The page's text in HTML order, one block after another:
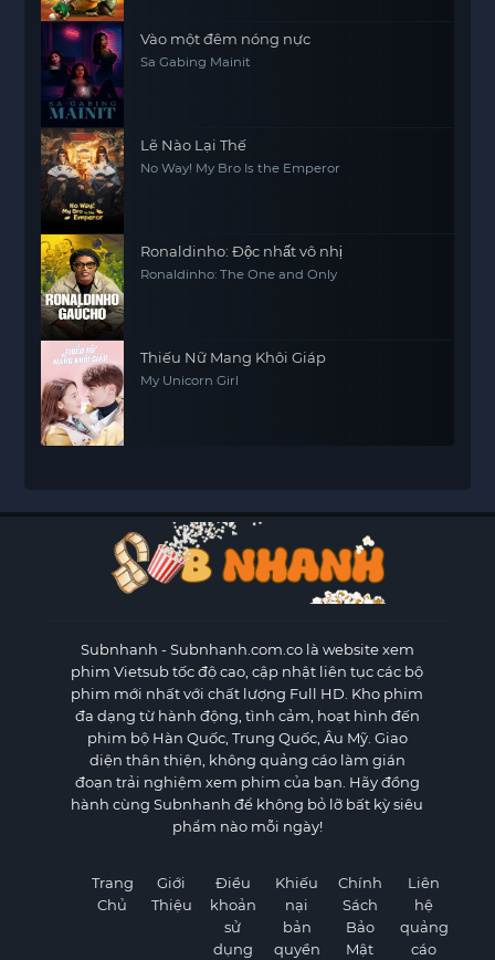
Vào một đêm nóng nực
Sa Gabing Mainit
Lẽ Nào Lại Thế
No Way! My Bro Is the Emperor
Ronaldinho: Độc nhất vô nhị
Ronaldinho: The One and Only
Thiếu Nữ Mang Khôi Giáp
My Unicorn Girl
Subnhanh - Subnhanh.com.co là website xem
phim Vietsub tốc độ cao, cập nhật liên tục các bộ
phim mới nhất với chất lượng Full HD. Kho phim
đa dạng từ hành động, tình cảm, hoạt hình đến
phim bộ Hàn Quốc, Trung Quốc, Âu Mỹ. Giao
diện thân thiện, không quảng cáo làm gián
đoạn trải nghiệm xem phim của bạn. Hãy đồng
hành cùng Subnhanh để không bỏ lỡ bất kỳ siêu
phẩm nào mỗi ngày!
Trang
Chủ
Giới
Thiệu
Điều
khoản
sử
dụng
Khiếu
nại
bản
quyền
Chính
Sách
Bảo
Mật
Liên
hệ
quảng
cáo